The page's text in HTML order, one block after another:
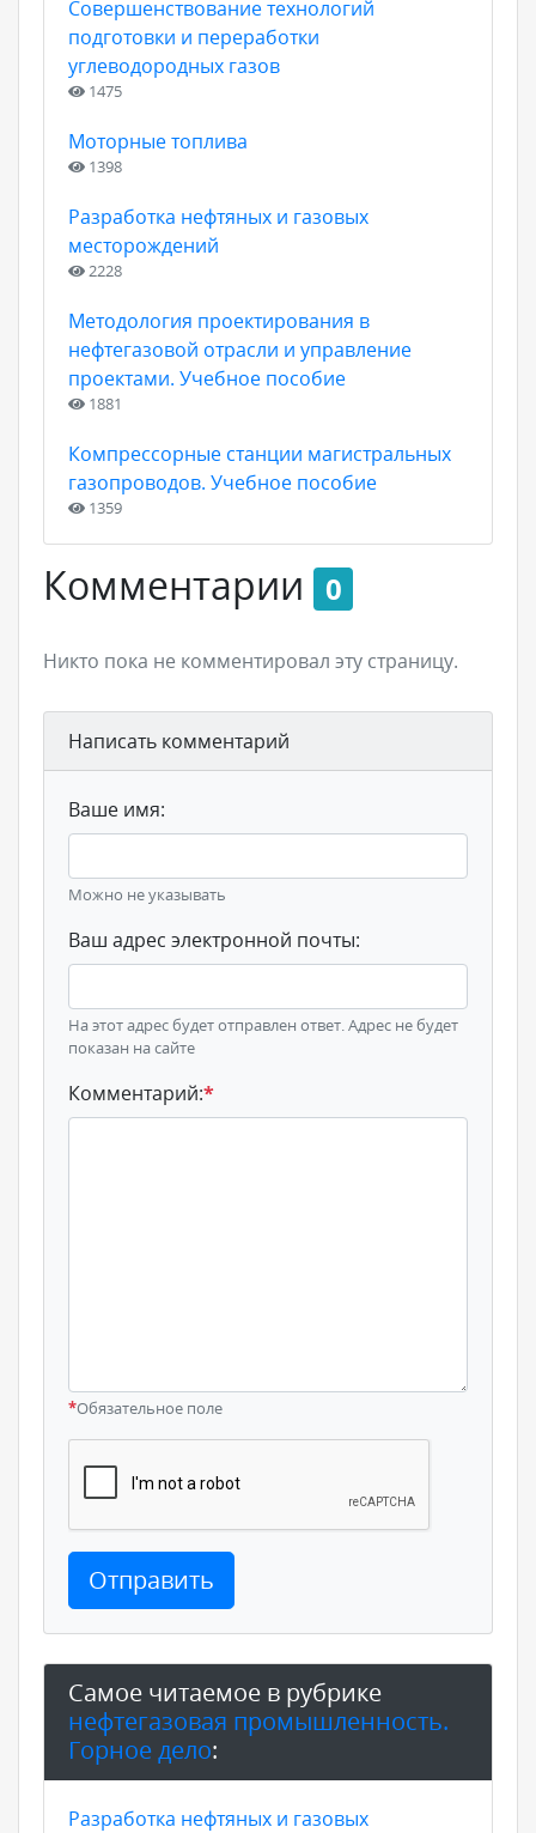
Совершенствование технологий
подготовки и переработки
углеводородных газов
1475
Моторные топлива
1398
Разработка нефтяных и газовых
месторождений
2228
Методология проектирования в
нефтегазовой отрасли и управление
проектами. Учебное пособие
1881
Компрессорные станции магистральных
газопроводов. Учебное пособие
1359
Комментарии 0
Никто пока не комментировал эту страницу.
Написать комментарий
Ваше имя:
Можно не указывать
Ваш адрес электронной почты:
На этот адрес будет отправлен ответ. Адрес не будет
показан на сайте
Комментарий:*
*Обязательное поле
Отправить
Самое читаемое в рубрике
нефтегазовая промышленность.
Горное дело:
Разработка нефтяных и газовых